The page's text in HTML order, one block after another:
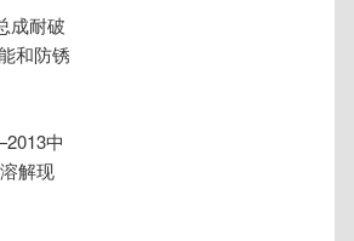
成耐破
和防锈
中
解现